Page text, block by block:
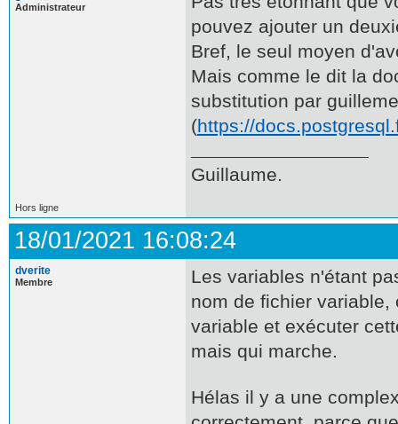
Administrateur
pouvez ajouter un
Bref, le seul moyen
Mais comme le dit la
substitution par
(https://
Guillaume.
Hors ligne
18/01/2021 16:08:24
dverite
Membre
Les variables n'étant
nom de fichier
variable et exécuter
mais qui marche.
Hélas il y a une